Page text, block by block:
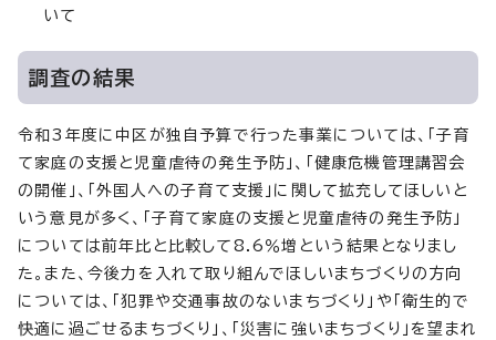
いて
調査の結果
令和3年度に中区が独自予算で行った事業については、「子育
て家庭の支援と児童虐待の発生予防」、「健康危機管理講習会
の開催」、「外国人への子育て支援」に関して拡充してほしいと
いう意見が多く、「子育て家庭の支援と児童虐待の発生予防」
については前年比と比較して8.6％増という結果となりまし
た。また、今後力を入れて取り組んでほしいまちづくりの方向
については、「犯罪や交通事故のないまちづくり」や「衛生的で
快適に過ごせるまちづくり」、「災害に強いまちづくり」を望まれ